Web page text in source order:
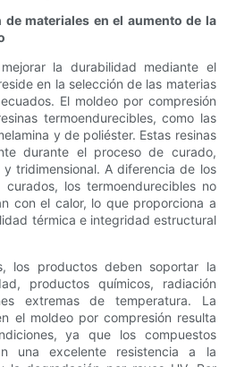
de materiales en el aumento de la
la durabilidad mediante el
en la selección de las materias
El moldeo por compresión
termoendurecibles, como las
y de poliéster. Estas resinas
durante el proceso de curado,
tridimensional. A diferencia de los
los termoendurecibles no
con el calor, lo que proporciona a
térmica e integridad estructural
los productos deben soportar la
productos químicos, radiación
extremas de temperatura. La
el moldeo por compresión resulta
ya que los compuestos
una excelente resistencia a la